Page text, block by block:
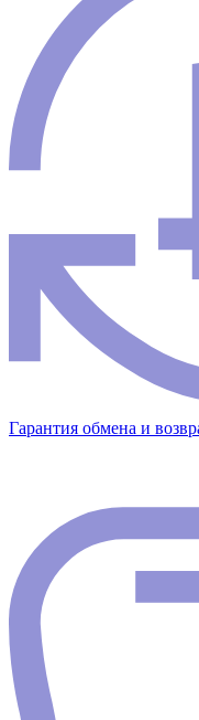
Гарантия обмена и